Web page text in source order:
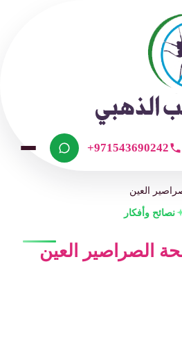
+971543690242
العين
نصائح وأفكار
الصراصير العين